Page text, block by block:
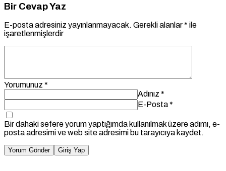
Bir Cevap Yaz
E-posta adresiniz yayınlanmayacak. Gerekli alanlar* ile
işaretlenmişlerdir
Yorumunuz *
Adınız *
E-Posta*
Bir dahaki sefere yorum yaptığımda kullanılmak üzere adımı, e-
posta adresimi ve web site adresimi bu tarayıcıya kaydet.
Yorum Gönder Giriş Yap